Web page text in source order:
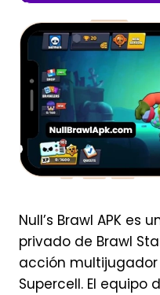
Null’s Brawl APK es
privado de Brawl
acción
Supercell. El equipo